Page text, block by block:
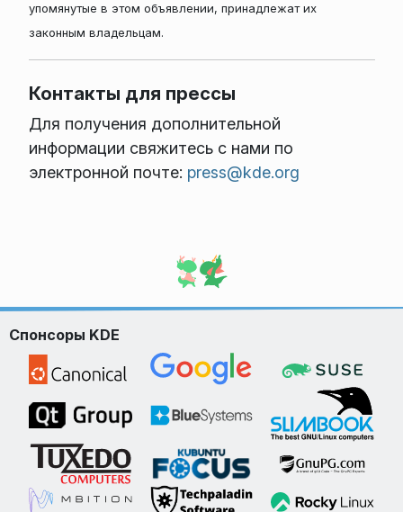
упомянутые в этом объявлении, принадлежат их
законным владельцам.
Контакты для прессы
Для получения дополнительной
информации свяжитесь с нами по
электронной почте: press@kde.org
Спонсоры KDE